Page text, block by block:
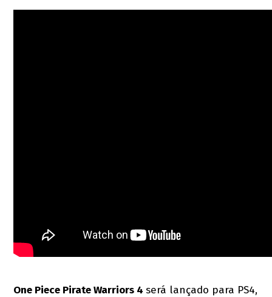
One Piece Pirate Warriors 4será lançado para PS4,